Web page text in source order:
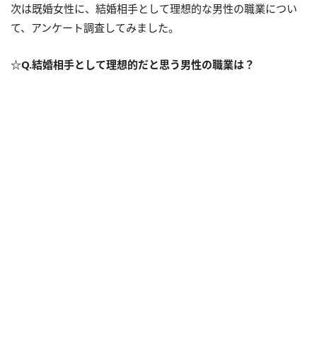
次は既婚女性に、結婚相手として理想的な男性の職業につい
て、アンケート調査してみました。
☆Q.結婚相手として理想的だと思う男性の職業は？